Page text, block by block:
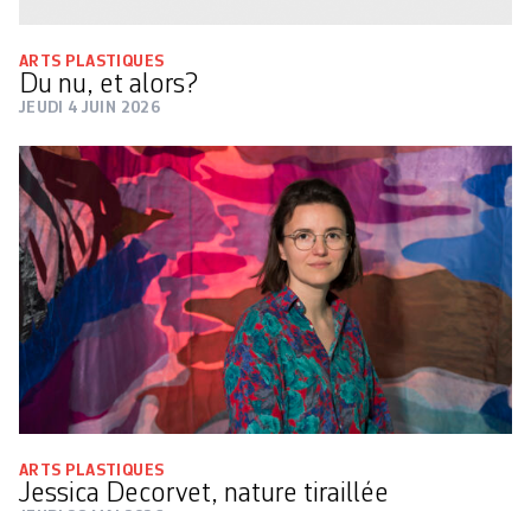
ARTS PLASTIQUES
Du nu, et alors?
JEUDI 4 JUIN 2026
ARTS PLASTIQUES
Jessica Decorvet, nature tiraillée